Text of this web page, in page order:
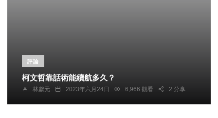
評論
柯文哲靠話術能續航多久？
林獻元 2023年六月24日 6,966 觀看 2 分享